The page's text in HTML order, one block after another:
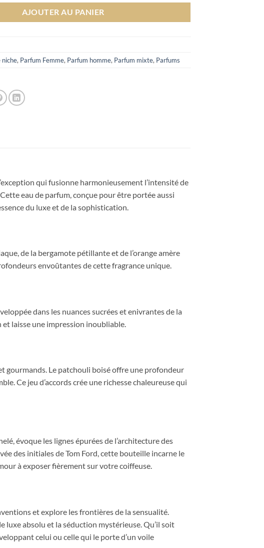
AJOUTER AU PANIER
niche, Parfum Femme, Parfum homme, Parfum mixte, Parfums
qui fusionne harmonieusement l’intensité de
eau de parfum, conçue pour être portée aussi
du luxe et de la sophistication.
de la bergamote pétillante et de l’orange amère
envoûtantes de cette fragrance unique.
dans les nuances sucrées et enivrantes de la
laisse une impression inoubliable.
gourmands. Le patchouli boisé offre une profondeur
Ce jeu d’accords crée une richesse chaleureuse qui
évoque les lignes épurées de l’architecture des
des initiales de Tom Ford, cette bouteille incarne le
à exposer fièrement sur votre coiffeuse.
et explore les frontières de la sensualité.
luxe absolu et la séduction mystérieuse. Qu’il soit
celui ou celle qui le porte d’un voile